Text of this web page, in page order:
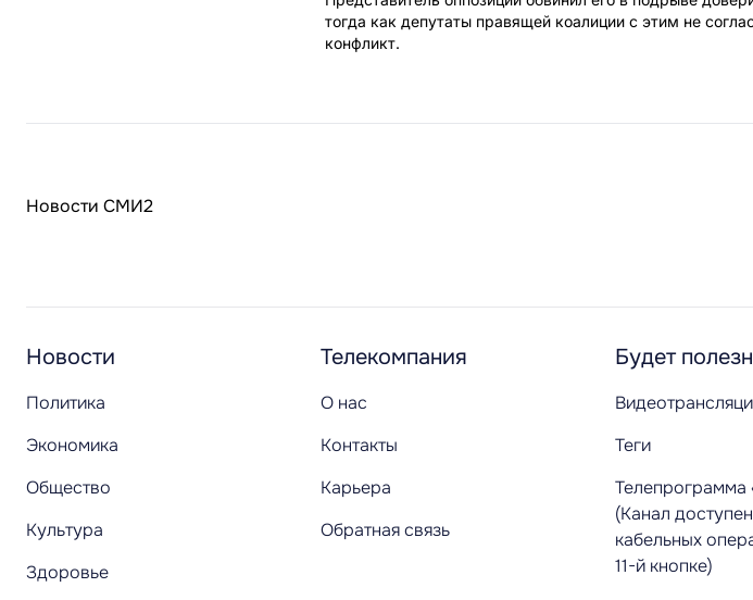
тогда как депутаты правящей коалиции с этим не
конфликт.
Новости СМИ2
Новости
Политика
Экономика
Общество
Культура
Здоровье
Телекомпания
О нас
Контакты
Карьера
Обратная связь
Будет
Теги
Телепрограмма
(Канал
кабельных
11-й кнопке)